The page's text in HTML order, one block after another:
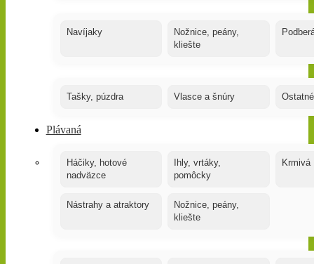
Navíjaky
Nožnice, peány,
kliešte
Tašky, púzdra Vlasce a šnúry
Plávaná
Háčiky, hotové
nadväzce
Ihly, vrtáky,
pomôcky
Krmivá
Nástrahy a atraktory
Nožnice, peány,
kliešte